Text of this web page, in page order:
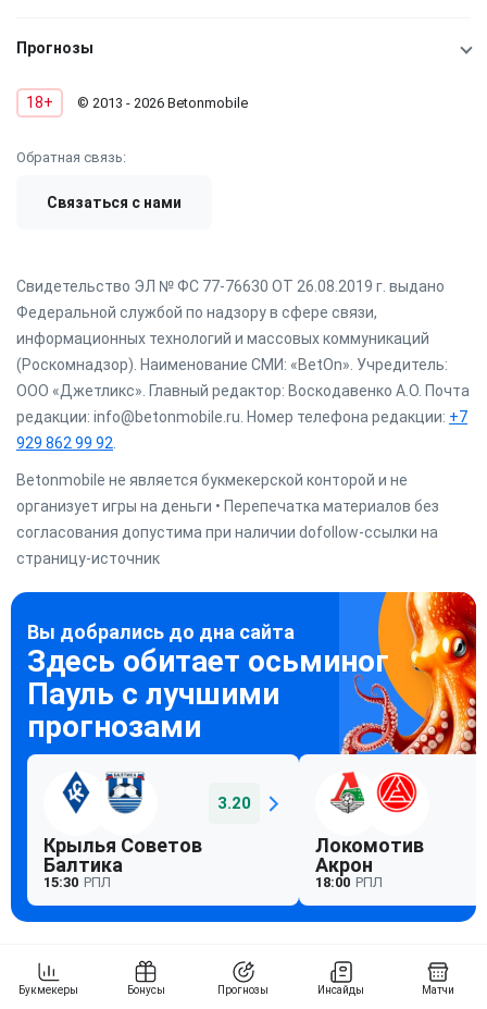
Прогнозы
18+ © 2013 - 2026 Betonmobile
Обратная связь:
Связаться с нами
Свидетельство ЭЛ № ФС 77-76630 ОТ 26.08.2019 г. выдано
Федеральной службой по надзору в сфере связи,
информационных технологий и массовых коммуникаций
(Роскомнадзор). Наименование СМИ: «BetOn». Учредитель:
ООО «Джетликс». Главный редактор: Воскодавенко А.О. Почта
редакции: info@betonmobile.ru. Номер телефона редакции: +7
929 862 99 92.
Betonmobile не является букмекерской конторой и не
организует игры на деньги • Перепечатка материалов без
согласования допустима при наличии dofollow-ссылки на
страницу-источник
3.20
Крылья Советов
Балтика
15:30 РПЛ
Локомотив
Акрон
18:00 РПЛ